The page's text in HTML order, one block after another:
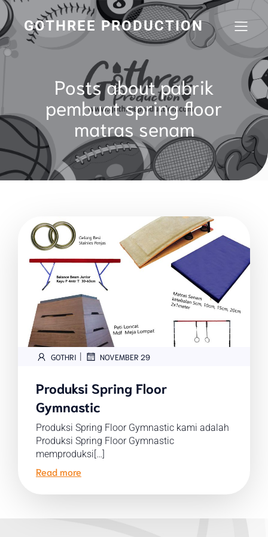
GOTHREE PRODUCTION
Posts about pabrik
pembuat spring floor
matras senam
GOTHRI NOVEMBER 29
Produksi Spring Floor
Gymnastic
Produksi Spring Floor Gymnastic kami adalah
Produksi Spring Floor Gymnastic
memproduksi[…]
Read more